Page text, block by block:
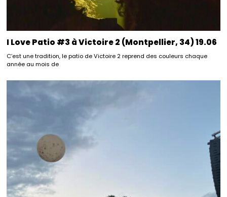
I Love Patio #3 à Victoire 2 (Montpellier, 34) 19.06
C’est une tradition, le patio de Victoire 2 reprend des couleurs chaque
année au mois de